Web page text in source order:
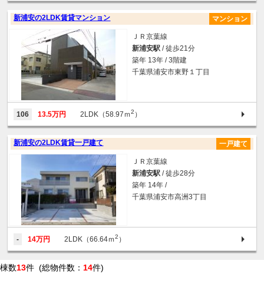
新浦安の2LDK賃貸マンション マンション
ＪＲ京葉線
新浦安駅 / 徒歩21分
築年 13年 / 3階建
千葉県浦安市東野１丁目
106 13.5万円 2LDK（58.97ｍ2 ）
新浦安の2LDK賃貸一戸建て 一戸建て
ＪＲ京葉線
新浦安駅 / 徒歩28分
築年 14年 /
千葉県浦安市高洲3丁目
- 14万円 2LDK（66.64ｍ2 ）
棟数13件 (総物件数： 14件)